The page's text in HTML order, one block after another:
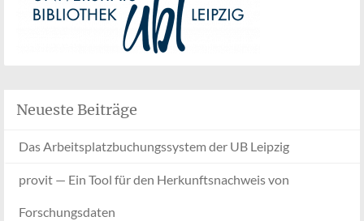
Neueste Beiträge
Das Arbeitsplatzbuchungssystem der UB Leipzig
provit — Ein Tool für den Herkunftsnachweis von
Forschungsdaten